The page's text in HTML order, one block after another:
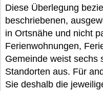
Diese Überlegung
beschriebenen,
in Ortsnähe und nicht
Ferienwohnungen,
Gemeinde weist sechs
Standorten aus. Für
Sie deshalb die